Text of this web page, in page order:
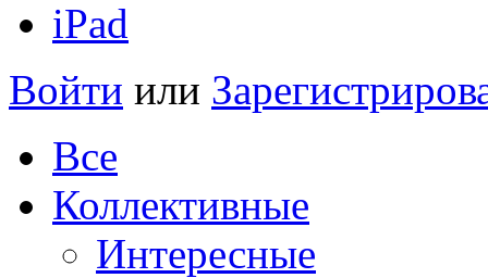
iPad
Войти или
Все
Коллективные
Интересные